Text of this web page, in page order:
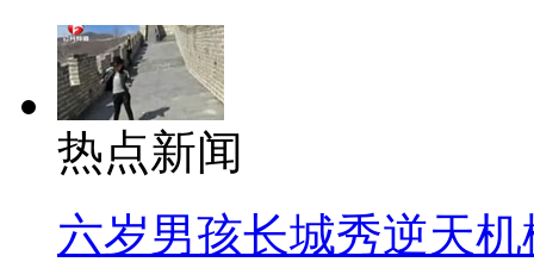
热点新闻
六岁男孩长城秀逆天机